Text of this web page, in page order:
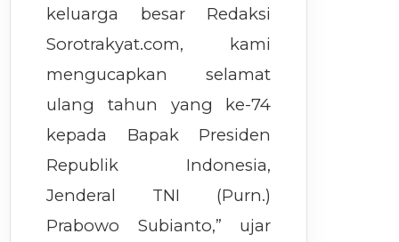
keluarga besar Redaksi
Sorotrakyat.com, kami
mengucapkan selamat
ulang tahun yang ke-74
kepada Bapak Presiden
Republik Indonesia,
Jenderal TNI (Purn.)
Prabowo Subianto,” ujar